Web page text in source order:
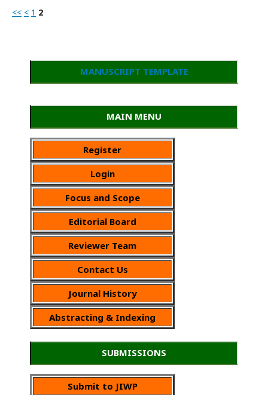
<< < 1 2
MANUSCRIPT TEMPLATE
MAIN MENU
Register
Login
Focus and Scope
Editorial Board
Reviewer Team
Contact Us
Journal History
Abstracting & Indexing
SUBMISSIONS
Submit to JIWP